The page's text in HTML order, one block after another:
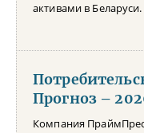
активами в Беларуси.
Прогноз –
Компания